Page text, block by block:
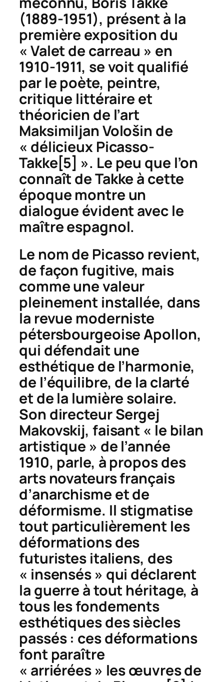
(1889-1951), présent à la
première exposition du
« Valet de carreau » en
1910-1911, se voit qualifié
par le poète, peintre,
critique littéraire et
théoricien de l’art
Maksimiljan Vološin de
« délicieux Picasso-
Takke[5] ». Le peu que l’on
connaît de Takke à cette
époque montre un
dialogue évident avec le
maître espagnol.
Le nom de Picasso revient,
de façon fugitive, mais
comme une valeur
pleinement installée, dans
la revue moderniste
pétersbourgeoiseApollon,
qui défendait une
esthétique de l’harmonie,
de l’équilibre, de la clarté
et de la lumière solaire.
Son directeur Sergej
Makovskij, faisant « le bilan
artistique » de l’année
1910, parle, à propos des
arts novateurs français
d’anarchisme et de
déformisme. Il stigmatise
tout particulièrement les
déformations des
futuristes italiens, des
« insensés » qui déclarent
la guerre à tout héritage, à
tous les fondements
esthétiques des siècles
passés : ces déformations
font paraître
« arriérées » les œuvres de